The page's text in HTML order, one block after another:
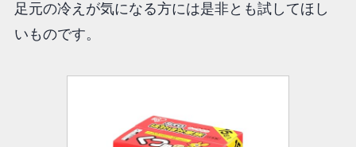
足元の冷えが気になる方には是非とも試してほし
いものです。